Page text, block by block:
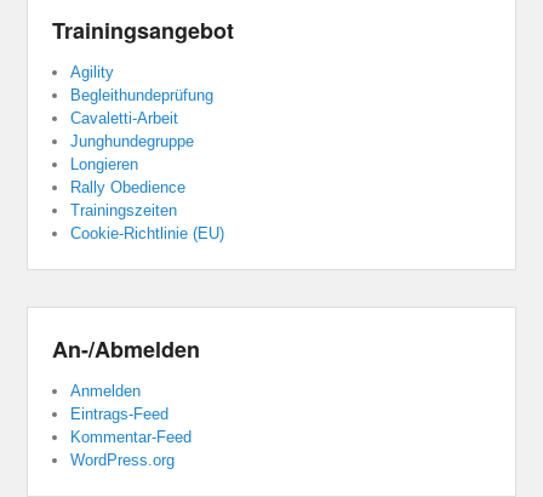
Trainingsangebot
Agility
Begleithundeprüfung
Cavaletti-Arbeit
Junghundegruppe
Longieren
Rally Obedience
Trainingszeiten
Cookie-Richtlinie (EU)
An-/Abmelden
Anmelden
Eintrags-Feed
Kommentar-Feed
WordPress.org